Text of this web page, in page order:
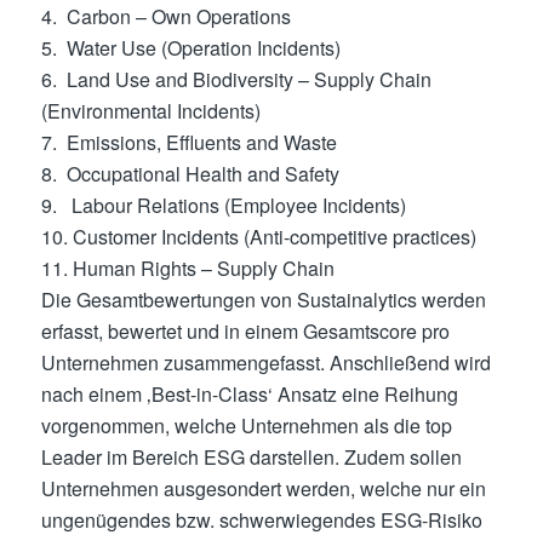
4. Carbon – Own Operations
5. Water Use (Operation Incidents)
6. Land Use and Biodiversity – Supply Chain
(Environmental Incidents)
7. Emissions, Effluents and Waste
8. Occupational Health and Safety
9. Labour Relations (Employee Incidents)
10. Customer Incidents (Anti-competitive practices)
11. Human Rights – Supply Chain
Die Gesamtbewertungen von Sustainalytics werden
erfasst, bewertet und in einem Gesamtscore pro
Unternehmen zusammengefasst. Anschließend wird
nach einem ‚Best-in-Class‘ Ansatz eine Reihung
vorgenommen, welche Unternehmen als die top
Leader im Bereich ESG darstellen. Zudem sollen
Unternehmen ausgesondert werden, welche nur ein
ungenügendes bzw. schwerwiegendes ESG-Risiko